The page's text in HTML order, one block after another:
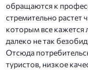
обращаются к
стремительно растет
которым все кажется
далеко не так
Отсюда
туристов, низкое